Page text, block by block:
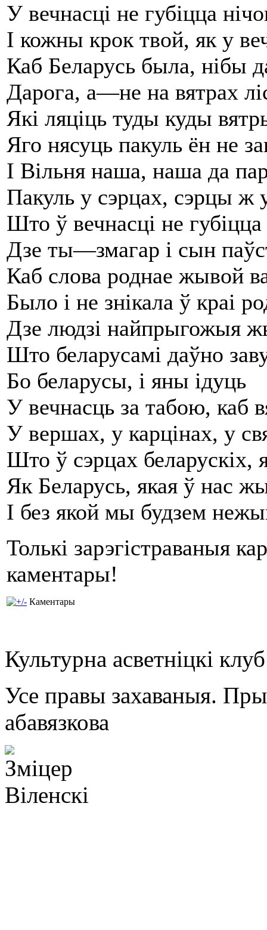
У вечнасці не губіцца
І кожны крок твой, як у
Каб Беларусь была, нібы
Дарога, а—не на вятрах
Які ляціць туды куды
Яго нясуць пакуль ён не
І Вільня наша, наша да
Пакуль у сэрцах, сэрцы ж
Што ў вечнасці не
Дзе ты—змагар і сын
Каб слова роднае жывой
Было і не знікала ў краі
Дзе людзі найпрыгожыя
Што беларусамі даўно
Бо беларусы, і яны ідуць
У вечнасць за табою, каб
У вершах, у карцінах, у
Што ў сэрцах беларускіх,
Як Беларусь, якая ў нас
І без якой мы будзем
Толькі зарэгістраваныя
каментары!
Каментары
Культурна асветнiцкi
Усе правы захаваныя.
абавязкова